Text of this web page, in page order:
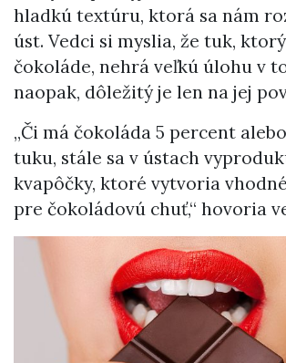
hladkú textúru, ktorá sa nám
úst. Vedci si myslia, že tuk,
čokoláde, nehrá veľkú úlohu v
naopak, dôležitý je len na jej
„Či má čokoláda 5 percent
tuku, stále sa v ústach
kvapôčky, ktoré vytvoria
pre čokoládovú chuť,“ hovoria